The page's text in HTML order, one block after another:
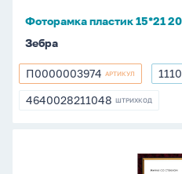
Фоторамка пластик 15*21
Зебра
П0000003974
П0000003974 АРТИКУЛ
4640028211048
4640028211048 ШТРИХКОД